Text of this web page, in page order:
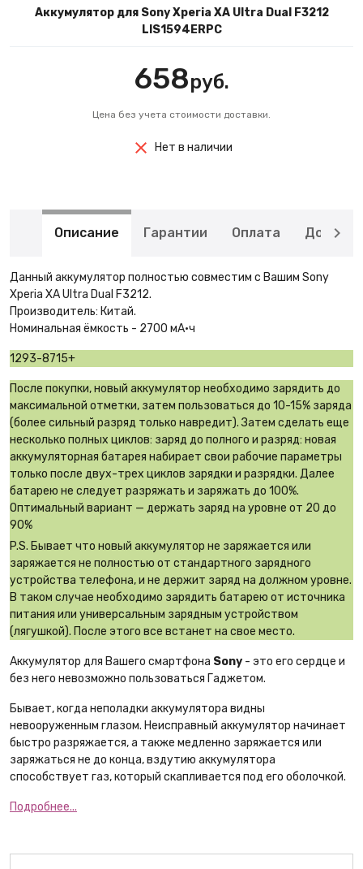
Аккумулятор для Sony Xperia XA Ultra Dual F3212
LIS1594ERPC
658руб.
Цена без учета стоимости доставки.
Нет в наличии
Описание Гарантии Оплата
Данный аккумулятор полностью совместим с Вашим Sony
Xperia XA Ultra Dual F3212.
Производитель: Китай.
Номинальная ёмкость - 2700 мА·ч
1293-8715+
После покупки, новый аккумулятор необходимо зарядить до
максимальной отметки, затем пользоваться до 10-15% заряда
(более сильный разряд только навредит). Затем сделать еще
несколько полных циклов: заряд до полного и разряд: новая
аккумуляторная батарея набирает свои рабочие параметры
только после двух-трех циклов зарядки и разрядки. Далее
батарею не следует разряжать и заряжать до 100%.
Оптимальный вариант — держать заряд на уровне от 20 до
90%
P.S. Бывает что новый аккумулятор не заряжается или
заряжается не полностью от стандартного зарядного
устройства телефона, и не держит заряд на должном уровне.
В таком случае необходимо зарядить батарею от источника
питания или универсальным зарядным устройством
(лягушкой). После этого все встанет на свое место.
Аккумулятор для Вашего смартфона Sony - это его сердце и
без него невозможно пользоваться Гаджетом.
Бывает, когда неполадки аккумулятора видны
невооруженным глазом. Неисправный аккумулятор начинает
быстро разряжается, а также медленно заряжается или
заряжаться не до конца, вздутию аккумулятора
способствует газ, который скапливается под его оболочкой.
Подробнее...